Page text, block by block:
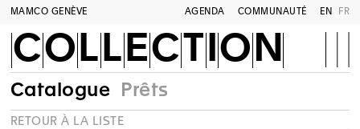
MAMCO GENÈVE AGENDA COMMUNAUTÉ EN FR
COLLECTION
Catalogue Prêts
RETOUR À LA LISTE